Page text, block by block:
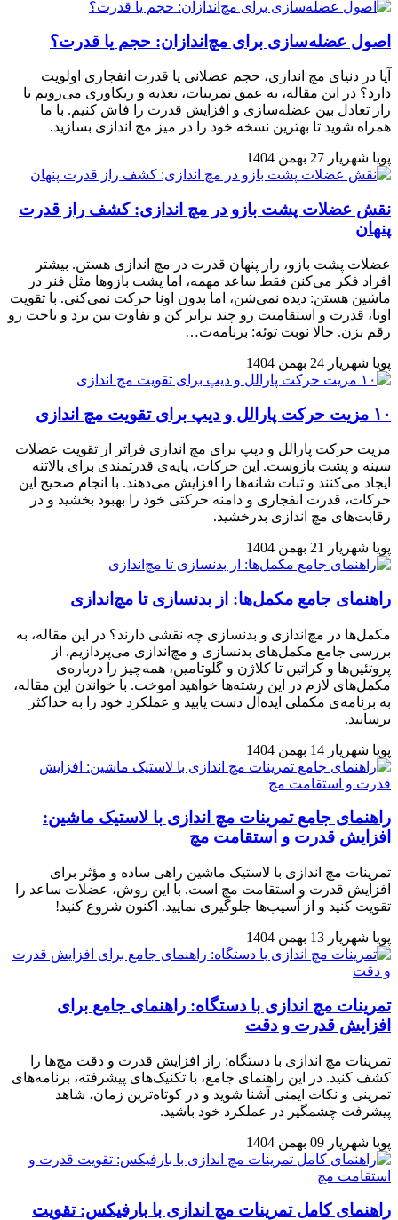
اصول عضله‌سازی برای مچ‌اندازان: حجم یا قدرت؟
آیا در دنیای مچ اندازی، حجم عضلانی یا قدرت انفجاری اولویت
دارد؟ در این مقاله، به عمق تمرینات، تغذیه و ریکاوری می‌رویم تا
راز تعادل بین عضله‌سازی و افزایش قدرت را فاش کنیم. با ما
همراه شوید تا بهترین نسخه خود را در میز مچ اندازی بسازید.
پویا شهریار 27 بهمن 1404
نقش عضلات پشت بازو در مچ اندازی: کشف راز قدرت
پنهان
عضلات پشت بازو، راز پنهان قدرت در مچ اندازی هستن. بیشتر
افراد فکر می‌کنن فقط ساعد مهمه، اما پشت بازوها مثل فنر در
ماشین هستن: دیده نمی‌شن، اما بدون اونا حرکت نمی‌کنی. با تقویت
اونا، قدرت و استقامتت رو چند برابر کن و تفاوت بین برد و باخت رو
رقم بزن. حالا نوبت توئه: برنامه‌ت…
پویا شهریار 24 بهمن 1404
۱۰ مزیت حرکت پارالل و دیپ برای تقویت مچ اندازی
مزیت حرکت پارالل و دیپ برای مچ اندازی فراتر از تقویت عضلات
سینه و پشت بازوست. این حرکات، پایه‌ی قدرتمندی برای بالاتنه
ایجاد می‌کنند و ثبات شانه‌ها را افزایش می‌دهند. با انجام صحیح این
حرکات، قدرت انفجاری و دامنه حرکتی خود را بهبود بخشید و در
رقابت‌های مچ اندازی بدرخشید.
پویا شهریار 21 بهمن 1404
راهنمای جامع مکمل‌ها: از بدنسازی تا مچ‌اندازی
مکمل‌ها در مچ‌اندازی و بدنسازی چه نقشی دارند؟ در این مقاله، به
بررسی جامع مکمل‌های بدنسازی و مچ‌اندازی می‌پردازیم. از
پروتئین‌ها و کراتین تا کلاژن و گلوتامین، همه‌چیز را درباره‌ی
مکمل‌های لازم در این رشته‌ها خواهید آموخت. با خواندن این مقاله،
به برنامه‌ی مکملی ایده‌آل دست یابید و عملکرد خود را به حداکثر
برسانید.
پویا شهریار 14 بهمن 1404
راهنمای جامع تمرینات مچ اندازی با لاستیک ماشین:
افزایش قدرت و استقامت مچ
تمرینات مچ اندازی با لاستیک ماشین راهی ساده و مؤثر برای
افزایش قدرت و استقامت مچ است. با این روش، عضلات ساعد را
تقویت کنید و از آسیب‌ها جلوگیری نمایید. اکنون شروع کنید!
پویا شهریار 13 بهمن 1404
تمرینات مچ اندازی با دستگاه: راهنمای جامع برای
افزایش قدرت و دقت
تمرینات مچ اندازی با دستگاه: راز افزایش قدرت و دقت مچ‌ها را
کشف کنید. در این راهنمای جامع، با تکنیک‌های پیشرفته، برنامه‌های
تمرینی و نکات ایمنی آشنا شوید و در کوتاه‌ترین زمان، شاهد
پیشرفت چشمگیر در عملکرد خود باشید.
پویا شهریار 09 بهمن 1404
راهنمای کامل تمرینات مچ اندازی با بارفیکس: تقویت